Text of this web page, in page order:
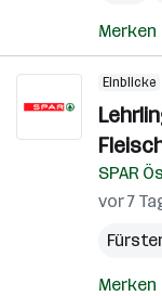
Merken
Einblicke
SPAR
vor 7
Merken